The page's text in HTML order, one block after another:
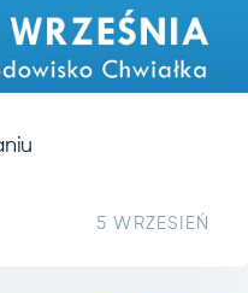
5 WRZESIEŃ